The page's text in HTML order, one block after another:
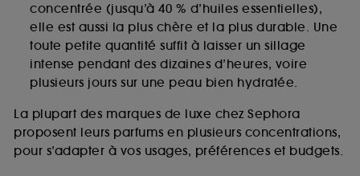
concentrée (jusqu’à 40 % d’huiles essentielles),
elle est aussi la plus chère et la plus durable. Une
toute petite quantité suffit à laisser un sillage
intense pendant des dizaines d’heures, voire
plusieurs jours sur une peau bien hydratée.
La plupart des marques de luxe chez Sephora
proposent leurs parfums en plusieurs concentrations,
pour s’adapter à vos usages, préférences et budgets.